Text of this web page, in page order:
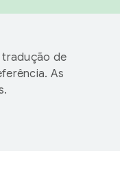
tradução de
As